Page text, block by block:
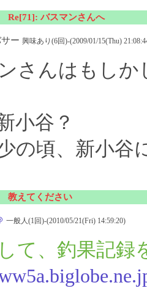
Re[71]: バスマンさんへ
ー 興味あり(6回)-(2009/01/15(Thu)
さんはもしか
小谷？
の頃、新小谷
教えてください
一般人(1回)-(2010/05/21(Fri) 14:59:20)
て、釣果記録